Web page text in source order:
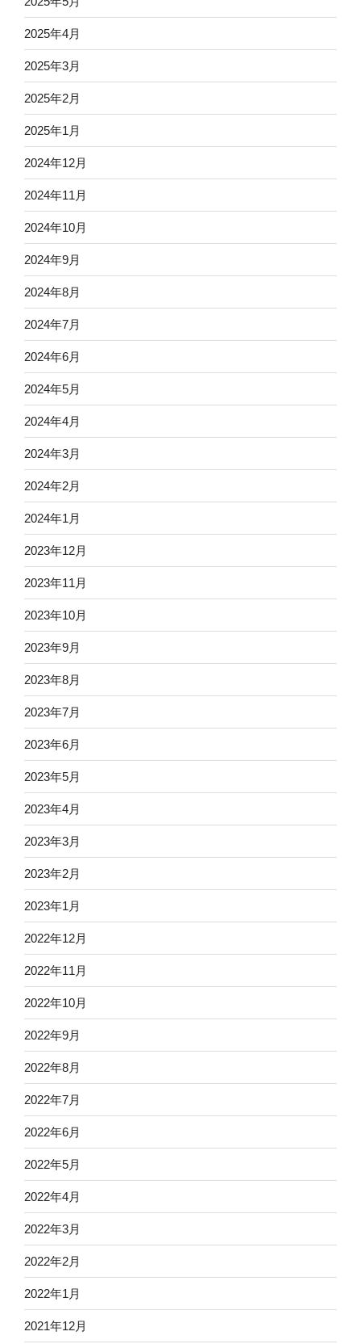
2025年4月
2025年3月
2025年2月
2025年1月
2024年12月
2024年11月
2024年10月
2024年9月
2024年8月
2024年7月
2024年6月
2024年5月
2024年4月
2024年3月
2024年2月
2024年1月
2023年12月
2023年11月
2023年10月
2023年9月
2023年8月
2023年7月
2023年6月
2023年5月
2023年4月
2023年3月
2023年2月
2023年1月
2022年12月
2022年11月
2022年10月
2022年9月
2022年8月
2022年7月
2022年6月
2022年5月
2022年4月
2022年3月
2022年2月
2022年1月
2021年12月